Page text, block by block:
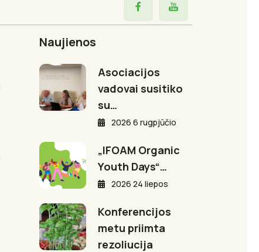
Naujienos
Asociacijos
vadovai susitiko
su…
2026 6 rugpjūčio
„IFOAM Organic
Youth Days“…
2026 24 liepos
Konferencijos
metu priimta
rezoliucija